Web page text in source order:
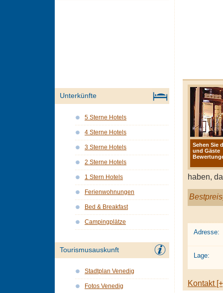
Sehen Sie
und Gäste
Bewertunge
haben,
Adresse:
Lage:
Kontakt
Unterkünfte
5 Sterne Hotels
4 Sterne Hotels
3 Sterne Hotels
2 Sterne Hotels
1 Stern Hotels
Ferienwohnungen
Bed & Breakfast
Campingplätze
Tourismusauskunft
Stadtplan Venedig
Fotos Venedig